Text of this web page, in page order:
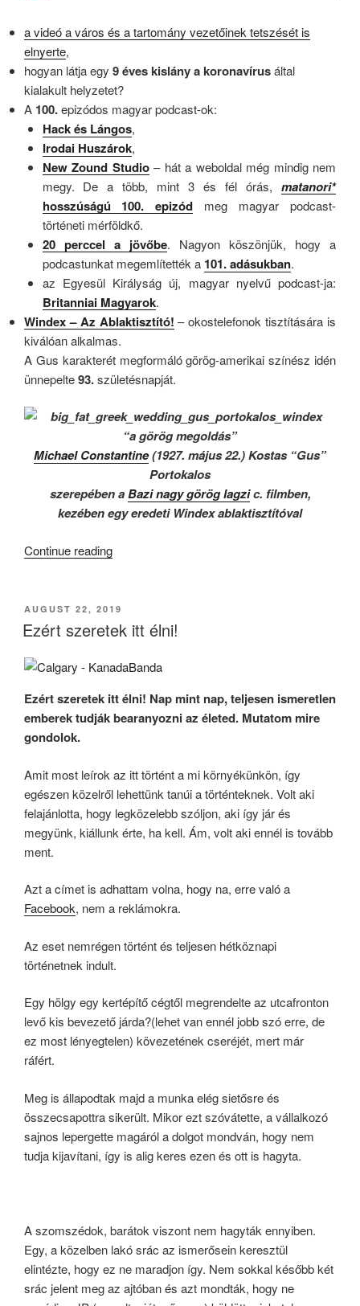
a videó a város és a tartomány vezetőinek tetszését is
elnyerte,
hogyan látja egy 9 éves kislány a koronavírusáltal
kialakult helyzetet?
A 100.epizódos magyar podcast-ok:
Hack és Lángos,
Irodai Huszárok,
New Zound Studio– hát a weboldal még mindig nem
megy. De a több, mint 3 és fél órás, matanori*
hosszúságú 100. epizód meg magyar podcast-
történeti mérföldkő.
20 perccel a jövőbe. Nagyon köszönjük, hogy a
podcastunkat megemlítették a 101. adásukban.
az Egyesül Királyság új, magyar nyelvű podcast-ja:
Britanniai Magyarok.
Windex– Az Ablaktisztító! – okostelefonok tisztítására is
kiválóan alkalmas.
A Gus karakterét megformáló görög-amerikai színész idén
ünnepelte93.születésnapját.
“a görög megoldás”
Michael Constantine(1927. május 22.) Kostas “Gus”
Portokalos
szerepében aBazi nagy görög lagzic. filmben,
kezében egy eredeti Windex ablaktisztítóval
Continue reading“KB038
The
Golf
With
POSTED
ON
AUGUST 22, 2019
Ezért szeretek itt élni!
Ezért szeretek itt élni! Nap mint nap, teljesen ismeretlen
emberek tudják bearanyozni az életed. Mutatom mire
gondolok.
Amit most leírok az itt történt a mi környékünkön, így
egészen közelről lehettünk tanúi a történteknek. Volt aki
felajánlotta, hogy legközelebb szóljon, aki így jár és
megyünk, kiállunk érte, ha kell. Ám, volt aki ennél is tovább
ment.
Azt a címet is adhattam volna, hogy na, erre való a
Facebook, nem a reklámokra.
Az eset nemrégen történt és teljesen hétköznapi
történetnek indult.
Egy hölgy egy kertépítő cégtől megrendelte az utcafronton
levő kis bevezető járda?(lehet van ennél jobb szó erre, de
ez most lényegtelen) kövezetének cseréjét, mert már
ráfért.
Meg is állapodtak majd a munka elég sietősre és
összecsapottra sikerült. Mikor ezt szóvátette, a vállalkozó
sajnos lepergette magáról a dolgot mondván, hogy nem
tudja kijavítani, így is alig keres ezen és ott is hagyta.
A szomszédok, barátok viszont nem hagyták ennyiben.
Egy, a közelben lakó srác az ismerősein keresztül
elintézte, hogy ez ne maradjon így. Nem sokkal később két
srác jelent meg az ajtóban és azt mondták, hogy ne